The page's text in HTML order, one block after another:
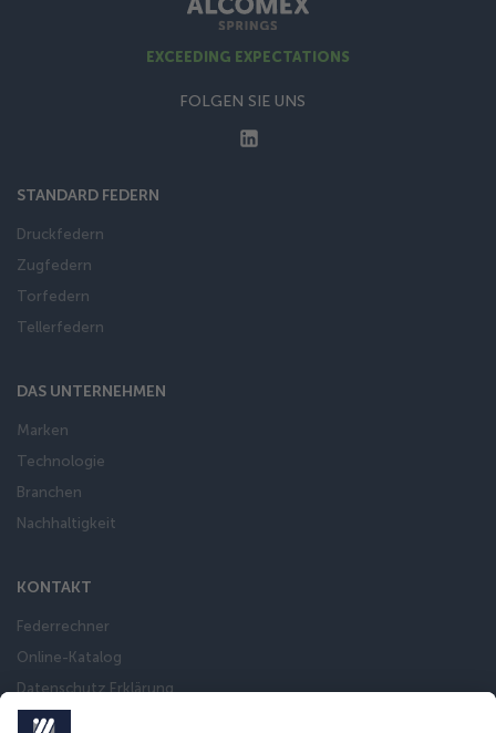
EXCEEDING EXPECTATIONS
FOLGEN SIE UNS
STANDARD FEDERN
Druckfedern
Zugfedern
Torfedern
Tellerfedern
DAS UNTERNEHMEN
Marken
Technologie
Branchen
Nachhaltigkeit
KONTAKT
Federrechner
Online-Katalog
Datenschutz Erklärung
Impressum